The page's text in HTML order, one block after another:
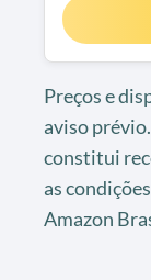
Preços e
aviso
constitui
as
Amazon